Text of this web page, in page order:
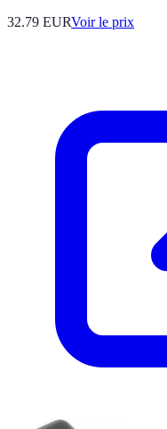
32.79 EURVoir le prix